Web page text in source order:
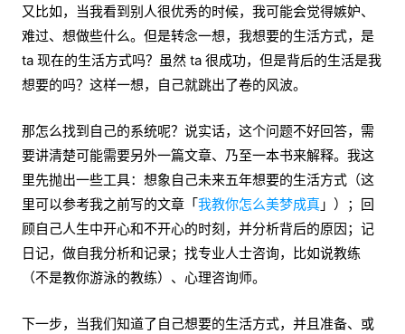
又比如，当我看到别人很优秀的时候，我可能会觉得嫉妒、
难过、想做些什么。但是转念一想，我想要的生活方式，是
ta 现在的生活方式吗？虽然 ta 很成功，但是背后的生活是我
想要的吗？这样一想，自己就跳出了卷的风波。
那怎么找到自己的系统呢？说实话，这个问题不好回答，需
要讲清楚可能需要另外一篇文章、乃至一本书来解释。我这
里先抛出一些工具：想象自己未来五年想要的生活方式（这
里可以参考我之前写的文章「 我教你怎么美梦成真 」）；回
顾自己人生中开心和不开心的时刻，并分析背后的原因；记
日记，做自我分析和记录；找专业人士咨询，比如说教练
（不是教你游泳的教练）、心理咨询师。
下一步，当我们知道了自己想要的生活方式，并且准备、或